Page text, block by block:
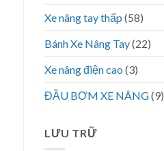
Xe nâng tay thấp (58)
Bánh Xe Nâng Tay(22)
Xe nâng điện cao (3)
ĐẦU BƠM XE NÂNG(9)
LƯU TRỮ